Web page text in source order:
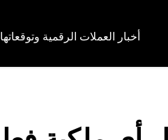
أخبار العملات الرقمية وتوقعاتها